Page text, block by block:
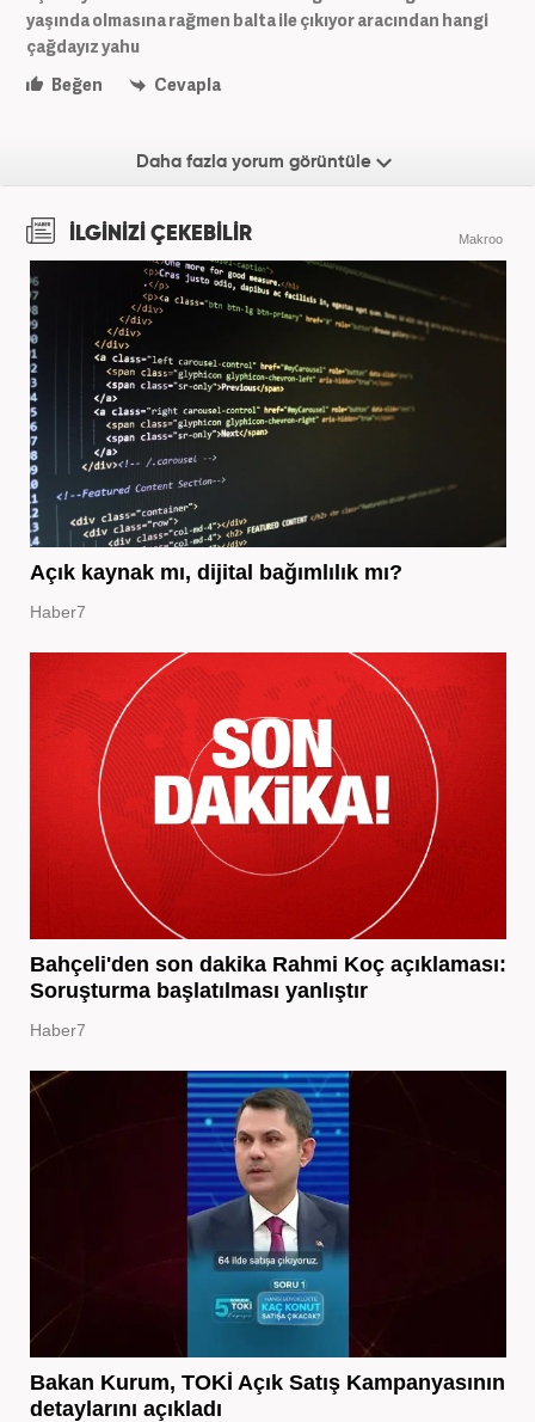
yaşında olmasına rağmen balta ile çıkıyor aracından hangi
çağdayız yahu
Beğen
Cevapla
Daha fazla yorum görüntüle
İLGİNİZİ ÇEKEBİLİR Makroo
Açık kaynak mı, dijital bağımlılık mı?
Haber7
Bahçeli'den son dakika Rahmi Koç açıklaması:
Soruşturma başlatılması yanlıştır
Haber7
Bakan Kurum, TOKİ Açık Satış Kampanyasının
detaylarını açıkladı